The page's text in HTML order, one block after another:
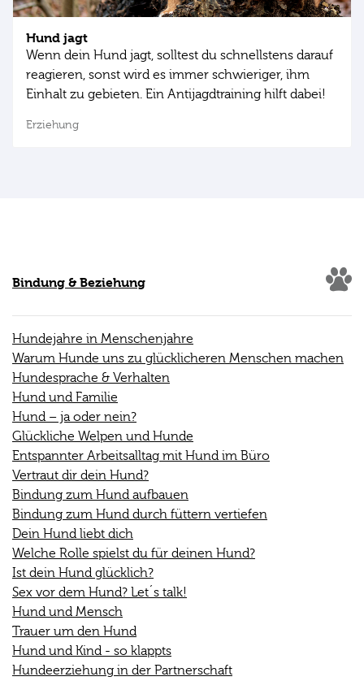
Hund jagt
Wenn dein Hund jagt, solltest du schnellstens darauf
reagieren, sonst wird es immer schwieriger, ihm
Einhalt zu gebieten. Ein Antijagdtraining hilft dabei!
Erziehung
Bindung & Beziehung
Hundejahre in Menschenjahre
Warum Hunde uns zu glücklicheren Menschen machen
Hundesprache & Verhalten
Hund und Familie
Hund – ja oder nein?
Glückliche Welpen und Hunde
Entspannter Arbeitsalltag mit Hund im Büro
Vertraut dir dein Hund?
Bindung zum Hund aufbauen
Bindung zum Hund durch füttern vertiefen
Dein Hund liebt dich
Welche Rolle spielst du für deinen Hund?
Ist dein Hund glücklich?
Sex vor dem Hund? Let´s talk!
Hund und Mensch
Trauer um den Hund
Hund und Kind - so klappts
Hundeerziehung in der Partnerschaft